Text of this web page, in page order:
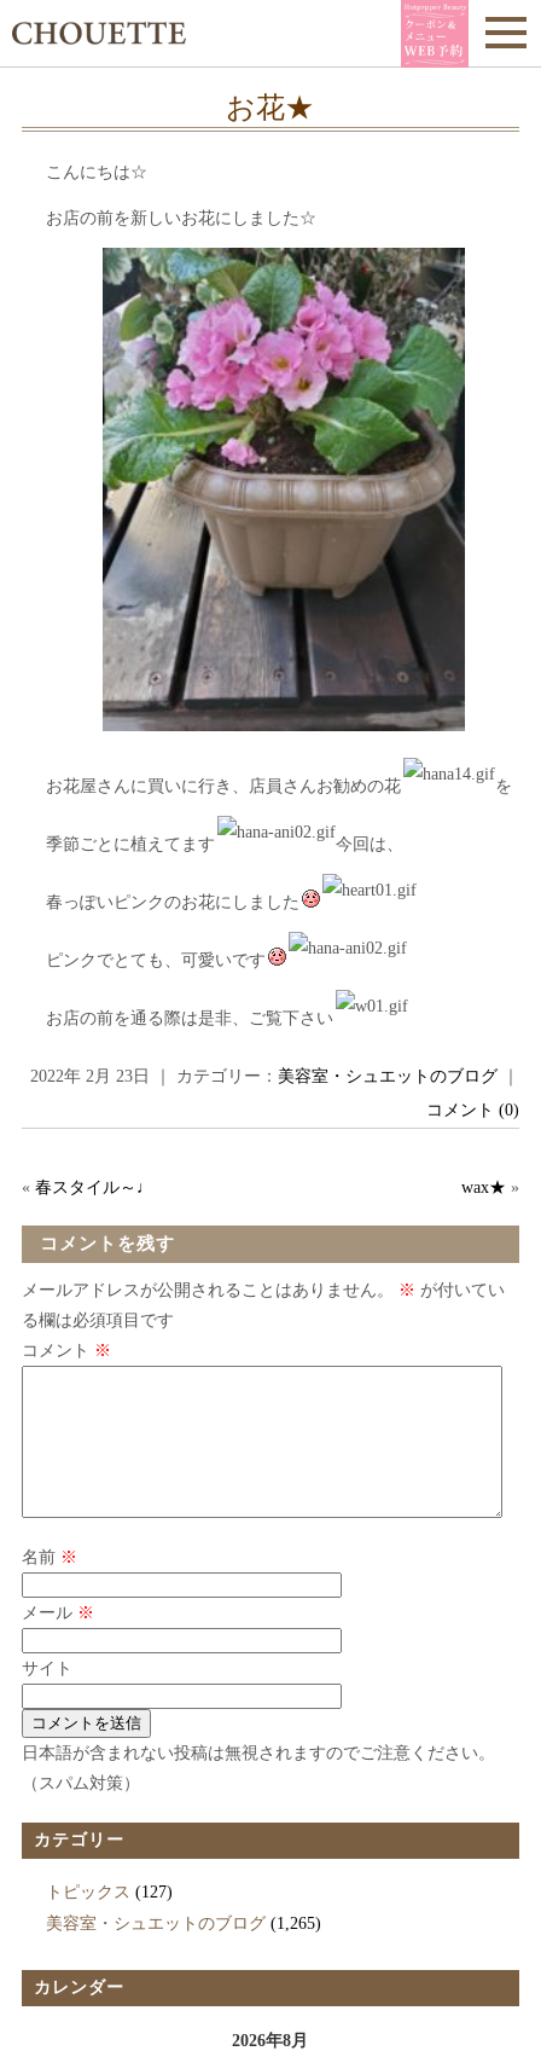
お花★
こんにちは☆
お店の前を新しいお花にしました☆
お花屋さんに買いに行き、店員さんお勧めの花 を
季節ごとに植えてます 今回は、
春っぽいピンクのお花にしました
ピンクでとても、可愛いです
お店の前を通る際は是非、ご覧下さい
2022年 2月 23日 ｜ カテゴリー： 美容室・シュエットのブログ
コメント (0)
« 春スタイル～♩ wax★ »
コメントを残す
メールアドレスが公開されることはありません。 ※ が付いてい
る欄は必須項目です
コメント ※
名前 ※
メール ※
サイト
日本語が含まれない投稿は無視されますのでご注意ください。
（スパム対策）
カテゴリー
トピックス (127)
美容室・シュエットのブログ(1,265)
カレンダー
2026年8月